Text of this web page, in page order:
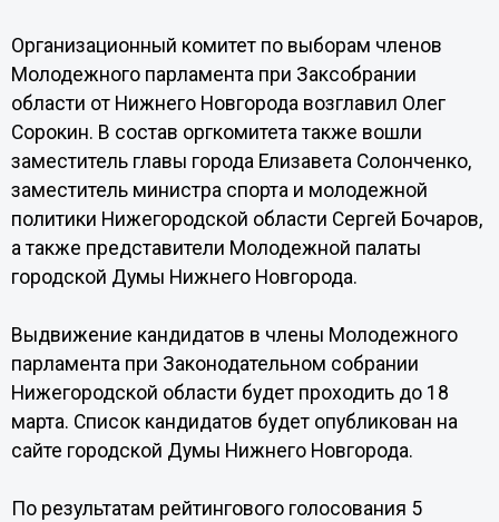
Организационный комитет по выборам членов
Молодежного парламента при Заксобрании
области от Нижнего Новгорода возглавил Олег
Сорокин. В состав оргкомитета также вошли
заместитель главы города Елизавета Солонченко,
заместитель министра спорта и молодежной
политики Нижегородской области Сергей Бочаров,
а также представители Молодежной палаты
городской Думы Нижнего Новгорода.
Выдвижение кандидатов в члены Молодежного
парламента при Законодательном собрании
Нижегородской области будет проходить до 18
марта. Список кандидатов будет опубликован на
сайте городской Думы Нижнего Новгорода.
По результатам рейтингового голосования 5